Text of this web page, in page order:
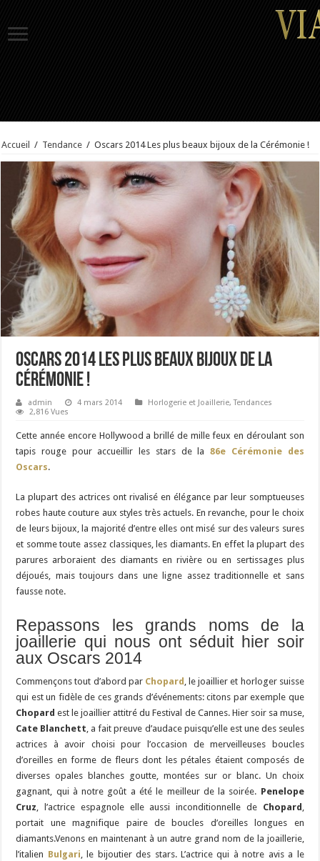
Accueil / Tendance / Oscars 2014 Les plus beaux bijoux de la Cérémonie !
Oscars 2014 Les plus beaux bijoux de la
Cérémonie !
admin 4 mars 2014 Horlogerie et Joaillerie,Tendances
2,816 Vues
Cette année encore Hollywood a brillé de mille feux en déroulant son
tapis rouge pour accueillir les stars de la86e Cérémonie des
Oscars.
La plupart des actrices ont rivalisé en élégance par leur somptueuses
robes haute couture aux styles très actuels. En revanche, pour le choix
de leurs bijoux, la majorité d’entre elles ont misé sur des valeurs sures
et somme toute assez classiques, les diamants. En effet la plupart des
parures arboraient des diamants en rivière ou en sertissages plus
déjoués, mais toujours dans une ligne assez traditionnelle et sans
fausse note.
Repassons les grands noms de la
joaillerie qui nous ont séduit hier soir
aux Oscars 2014
Commençons tout d’abord par Chopard , le joaillier et horloger suisse
qui est un fidèle de ces grands d’événements: citons par exemple que
Chopard est le joaillier attitré du Festival de Cannes. Hier soir sa muse,
Cate Blanchett, a fait preuve d’audace puisqu’elle est une des seules
actrices à avoir choisi pour l’occasion de merveilleuses boucles
d’oreilles en forme de fleurs dont les pétales étaient composés de
diverses opales blanches goutte, montées sur or blanc. Un choix
gagnant, qui à notre goût a été le meilleur de la soirée. Penelope
Cruz, l’actrice espagnole elle aussi inconditionnelle de Chopard ,
portait une magnifique paire de boucles d’oreilles longues en
diamants.Venons en maintenant à un autre grand nom de la joaillerie,
l’italien Bulgari, le bijoutier des stars. L’actrice qui à notre avis a le